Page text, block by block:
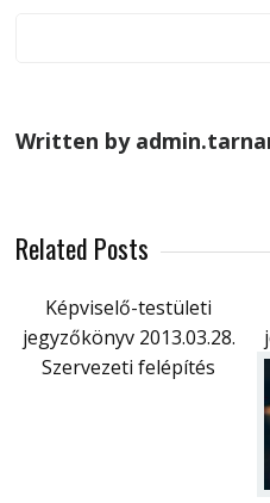
Written by
Related Posts
Képviselő-testületi
jegyzőkönyv 2013.03.28.
Szervezeti felépítés